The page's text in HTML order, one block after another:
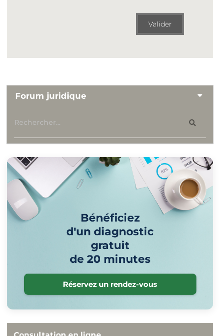
Valider
Forum juridique
Bénéficiez
d'un diagnostic
gratuit
de 20 minutes
Réservez un rendez-vous